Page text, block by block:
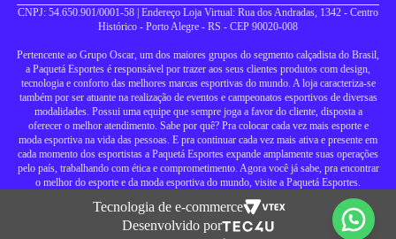
CNPJ: 54.650.901/0001-58 | Endereço Loja Virtual: Rua dos Andradas, 1342 - Centro
Histórico - Porto Alegre - RS - CEP 90020-008
Pertencente ao Grupo Oscar, um dos maiores grupos do segmento calçadista do Brasil,
a Paquetá Esportes é responsável por trazer aos seus clientes produtos com design,
tecnologia e conforto das melhores marcas esportivas do mundo. A loja caracteriza-se
também por ser atuante na realização de eventos e campeonatos esportivos de diversas
modalidades. Possui uma equipe que sempre joga a favor do cliente, disposta a
oferecer o melhor atendimento. Sabe por quê? Pra colocar cada vez mais esporte e
moda esportiva na vida das pessoas. E pra continuar cada vez mais ativa e presente em
cada momento dos esportistas a Paquetá Esportes expande amplamente suas operações
pelo país, trabalhando com ética e comprometimento. Agora você já sabe, pra encontrar
o melhor do esporte e da moda esportiva do mundo, visite a Paquetá Esportes.
Tecnologia de e-commerce
Desenvolvido por